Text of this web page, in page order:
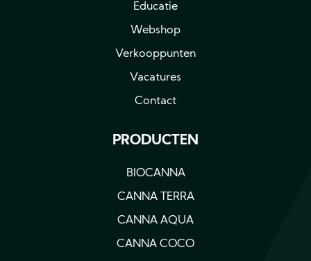
Educatie
Webshop
Verkooppunten
Vacatures
Contact
PRODUCTEN
BIOCANNA
CANNA TERRA
CANNA AQUA
CANNA COCO